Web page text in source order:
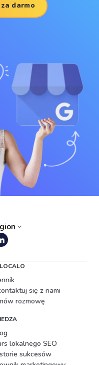
darmo
się z nami
rozmowę
lokalnego SEO
sukcesów